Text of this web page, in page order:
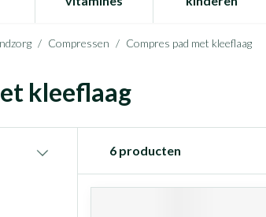
/ Compressen / Compres pad met kleeflaag
kleeflaag
6 producten